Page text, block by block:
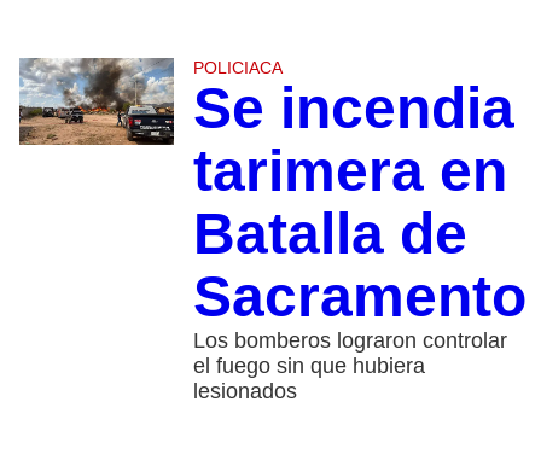
POLICIACA
Se incendia
tarimera en
Batalla de
Sacramento
Los bomberos lograron controlar
el fuego sin que hubiera
lesionados